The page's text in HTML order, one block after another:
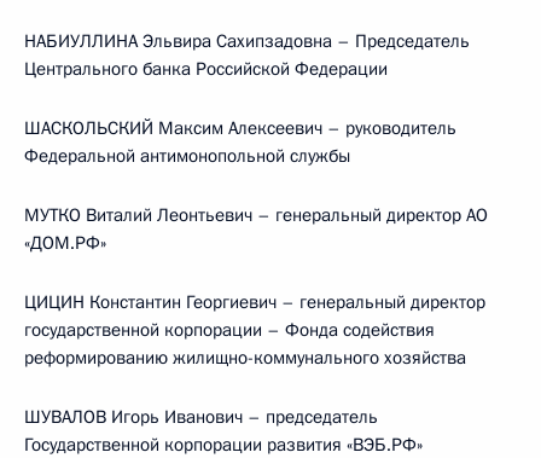
НАБИУЛЛИНА Эльвира Сахипзадовна – Председатель
Центрального банка Российской Федерации
ШАСКОЛЬСКИЙ Максим Алексеевич – руководитель
Федеральной антимонопольной службы
МУТКО Виталий Леонтьевич – генеральный директор АО
«ДОМ.РФ»
ЦИЦИН Константин Георгиевич – генеральный директор
государственной корпорации – Фонда содействия
реформированию жилищно-коммунального хозяйства
ШУВАЛОВ Игорь Иванович – председатель
Государственной корпорации развития «ВЭБ.РФ»